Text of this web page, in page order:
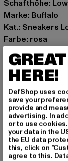
Schafthöhe:
Marke: Buffalo
Kat.: Sneakers
Farbe: rosa
Hersteller
Obermaterial:
Innenfutter:
Art.Nr:
Hersteller:
boots.com
Schanzenstraße
HERE!
DefShop uses
save your
provide and
advertising. In
or to use
your data in the
the EU data
this, click on
agree to this.